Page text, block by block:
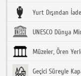
Yurt Dışından
UNESCO Dünya
Müzeler, Ören
Geçici Süreyle